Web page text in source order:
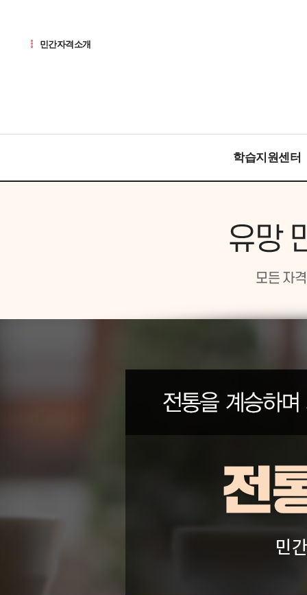
민간자격소개
학습지원센터